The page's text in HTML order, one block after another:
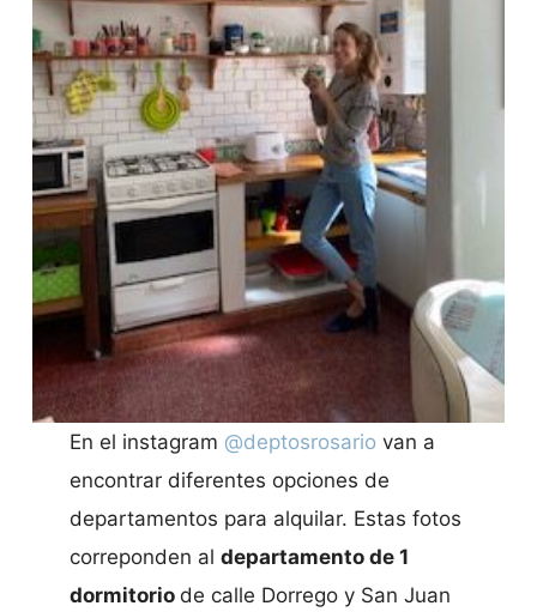
En el instagram @deptosrosario van a
encontrar diferentes opciones de
departamentos para alquilar. Estas fotos
correponden aldepartamento de 1
dormitorio de calle Dorrego y San Juan